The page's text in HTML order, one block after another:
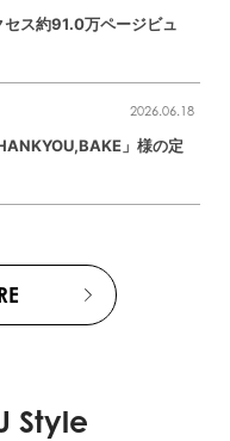
ス約91.0万ページビュ
2026.06.18
」様の定
Style